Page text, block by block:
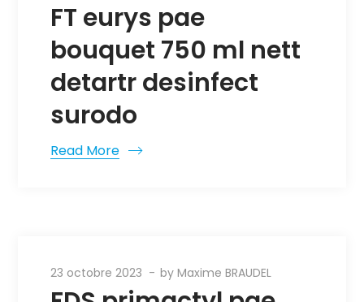
FT eurys pae
bouquet 750 ml nett
detartr desinfect
surodo
Read More
23 octobre 2023 byMaxime BRAUDEL